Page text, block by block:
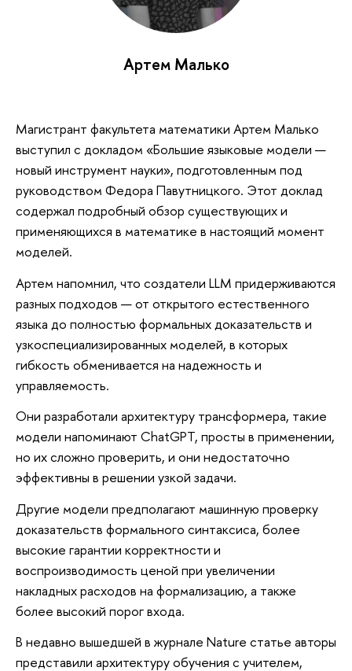
Артем Малько
Магистрант факультета математики Артем Малько
выступил с докладом «Большие языковые модели —
новый инструмент науки», подготовленным под
руководством Федора Павутницкого. Этот доклад
содержал подробный обзор существующих и
применяющихся в математике в настоящий момент
моделей.
Артем напомнил, что создатели LLM придерживаются
разных подходов — от открытого естественного
языка до полностью формальных доказательств и
узкоспециализированных моделей, в которых
гибкость обменивается на надежность и
управляемость.
Они разработали архитектуру трансформера, такие
модели напоминают ChatGPT, просты в применении,
но их сложно проверить, и они недостаточно
эффективны в решении узкой задачи.
Другие модели предполагают машинную проверку
доказательств формального синтаксиса, более
высокие гарантии корректности и
воспроизводимость ценой при увеличении
накладных расходов на формализацию, а также
более высокий порог входа.
В недавно вышедшей в журнале Nature статье авторы
представили архитектуру обучения с учителем,